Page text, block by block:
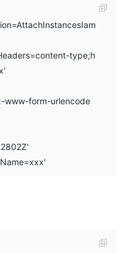
type;h
www-form-urlencode